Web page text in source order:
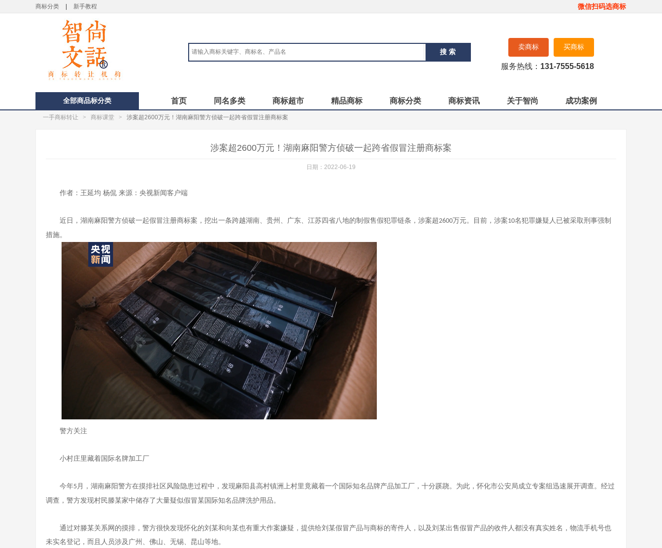
商标分类 新手教程 微信扫码选商标
搜 索
买商标
卖商标
服务热线： 131-7555-5618
全部商品标分类 首页 同名多类 商标超市 精品商标 商标分类 商标资讯 关于智尚 成功案例
一手商标转让 > 商标课堂 > 涉案超2600万元！湖南麻阳警方侦破一起跨省假冒注册商标案
涉案超2600万元！湖南麻阳警方侦破一起跨省假冒注册商标案
日期：2022-06-19
作者：王延均 杨侃 来源：央视新闻客户端
近日，湖南麻阳警方侦破一起假冒注册商标案，挖出一条跨越湖南、贵州、广东、江苏四省八地的制假售假犯罪链条，涉案超2600万元。目前，涉案10名犯罪嫌疑人已被采取刑事强制
措施。
警方关注
小村庄里藏着国际名牌加工厂
今年5月，湖南麻阳警方在摸排社区风险隐患过程中，发现麻阳县高村镇洲上村里竟藏着一个国际知名品牌产品加工厂，十分蹊跷。为此，怀化市公安局成立专案组迅速展开调查。经过
调查，警方发现村民滕某家中储存了大量疑似假冒某国际知名品牌洗护用品。
通过对滕某关系网的摸排，警方很快发现怀化的刘某和向某也有重大作案嫌疑，提供给刘某假冒产品与商标的寄件人，以及刘某出售假冒产品的收件人都没有真实姓名，物流手机号也
未实名登记，而且人员涉及广州、佛山、无锡、昆山等地。